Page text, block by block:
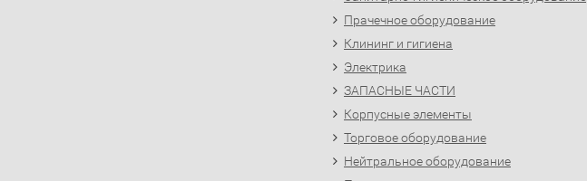
Прачечное оборудование
Клининг и гигиена
Электрика
ЗАПАСНЫЕ ЧАСТИ
Корпусные элементы
Торговое оборудование
Нейтральное оборудование